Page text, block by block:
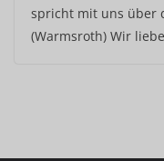
spricht mit uns über
(Warmsroth) Wir